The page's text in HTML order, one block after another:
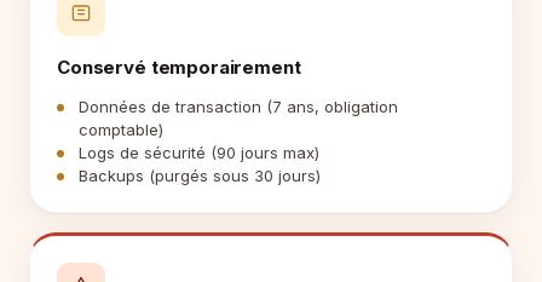
Conservé temporairement
Données de transaction (7 ans, obligation
comptable)
Logs de sécurité (90 jours max)
Backups (purgés sous 30 jours)